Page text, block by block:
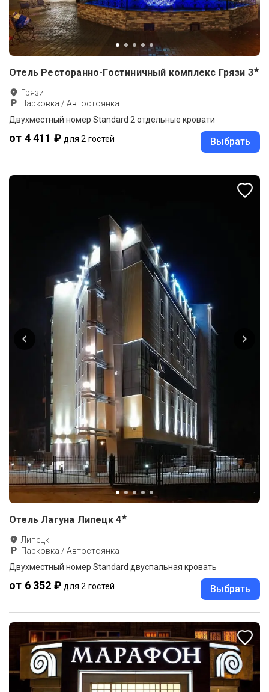
Отель Ресторанно-Гостиничный комплекс Грязи 3★
Грязи
Парковка / Автостоянка
Двухместный номер Standard 2 отдельные кровати
от 4 411 ₽ для 2 гостей Выбрать
Отель Лагуна Липецк 4★
Липецк
Парковка / Автостоянка
Двухместный номер Standard двуспальная кровать
от 6 352 ₽ для 2 гостей Выбрать